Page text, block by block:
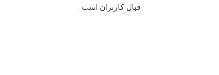
قبال کاربران است .